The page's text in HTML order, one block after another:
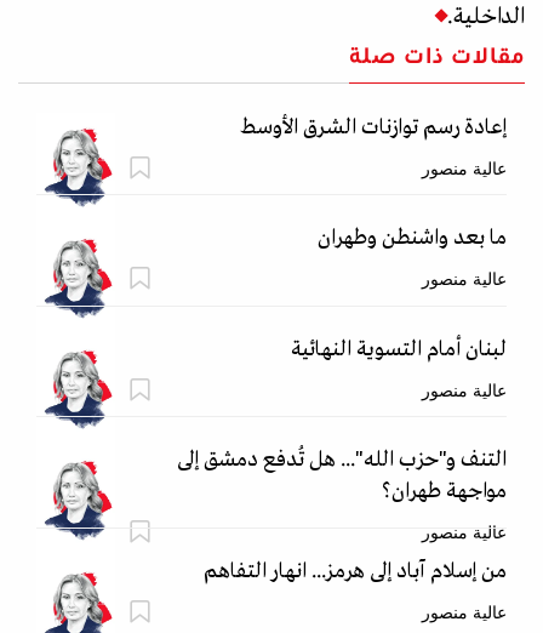
الداخلية.
مقالات ذات صلة
إعادة رسم توازنات الشرق الأوسط
عالية منصور
ما بعد واشنطن وطهران
عالية منصور
لبنان أمام التسوية النهائية
عالية منصور
التنف و"حزب الله"... هل تُدفع دمشق إلى
مواجهة طهران؟
عالية منصور
من إسلام آباد إلى هرمز... انهار التفاهم
عالية منصور